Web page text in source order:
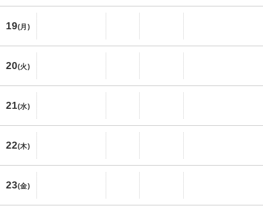
19(月)
20(火)
21(水)
22(木)
23(金)